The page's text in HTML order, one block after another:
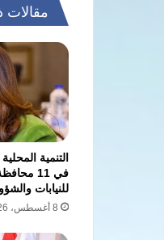
للنيابات
8 أغسطس، 2026